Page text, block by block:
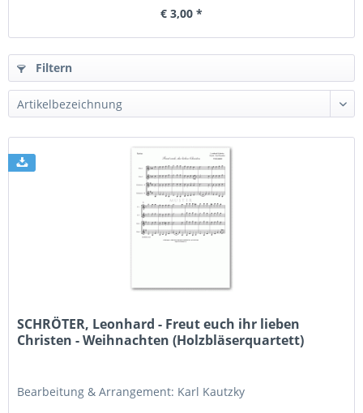
€ 3,00 *
Filtern
SCHRÖTER, Leonhard - Freut euch ihr lieben
Christen - Weihnachten (Holzbläserquartett)
Bearbeitung & Arrangement: Karl Kautzky